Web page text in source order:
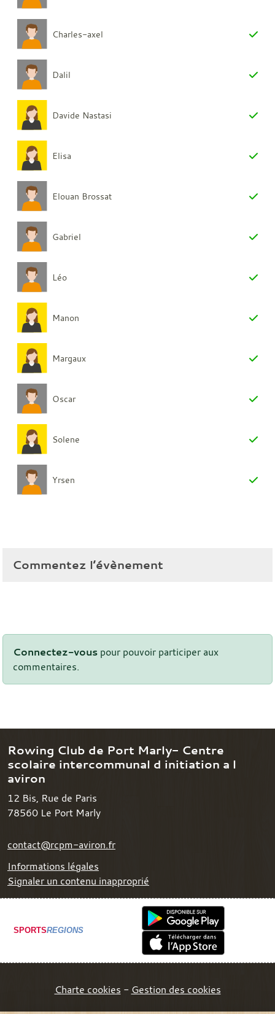
Charles-axel
Dalil
Davide Nastasi
Elisa
Elouan Brossat
Gabriel
Léo
Manon
Margaux
Oscar
Solene
Yrsen
Commentez l’évènement
Connectez-vous pour pouvoir participer aux
commentaires.
Rowing Club de Port Marly- Centre
scolaire intercommunal d initiation a l
aviron
12 Bis, Rue de Paris
78560 Le Port Marly
contact@rcpm-aviron.fr
Informations légales
Signaler un contenu inapproprié
SPORTSREGIONS
Charte cookies Gestion des cookies